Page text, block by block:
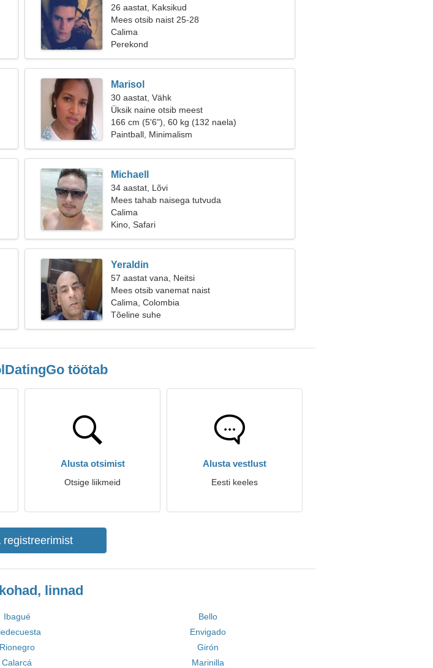
26 aastat, Kaksikud
Mees otsib naist 25-28
Calima
Perekond
Marisol
30 aastat, Vähk
Üksik naine otsib meest
166 cm (5'6"), 60 kg (132 naela)
Paintball, Minimalism
Michaell
34 aastat, Lõvi
Mees tahab naisega tutvuda
Calima
Kino, Safari
Yeraldin
57 aastat vana, Neitsi
Mees otsib vanemat naist
Calima, Colombia
Tõeline suhe
töötab
Alusta otsimist
Otsige liikmeid
Alusta vestlust
Eesti keeles
registreerimist
linnad
Ibagué
Bello
Envigado
Rionegro
Girón
Calarcá Marinilla